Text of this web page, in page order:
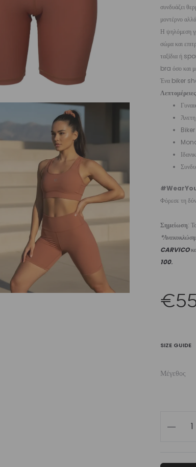
συνδυάζει
μοντέρνο
Η ψηλόμεση
σώμα και
ταξίδια ή
bra όσο
Ένα biker
Biker
Φόρεσε τη
Σημείωση:
CARVICO
100.
€
SIZE GUIDE
Μέγεθος
Women’s
Biker